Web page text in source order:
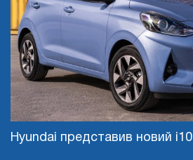
Hyundai представив новий i10